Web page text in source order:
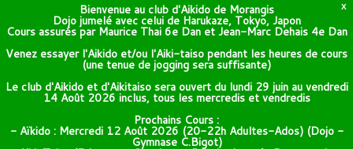
X
Bienvenue au club d'Aikido de Morangis
Dojo jumelé avec celui de Harukaze, Tokyo, Japon
Cours assurés par Maurice Thai 6e Dan et Jean-Marc Dehais 4e Dan
Venez essayer l'Aikido et/ou l'Aiki-taiso pendant les heures de cours
(une tenue de jogging sera suffisante)
Le club d'Aikido et d'Aikitaiso sera ouvert du lundi 29 juin au vendredi
14 Août 2026 inclus, tous les mercredis et vendredis
Prochains Cours :
- Aïkido : Mercredi 12 Août 2026 (20-22h Adultes-Ados) (Dojo -
Gymnase C.Bigot)